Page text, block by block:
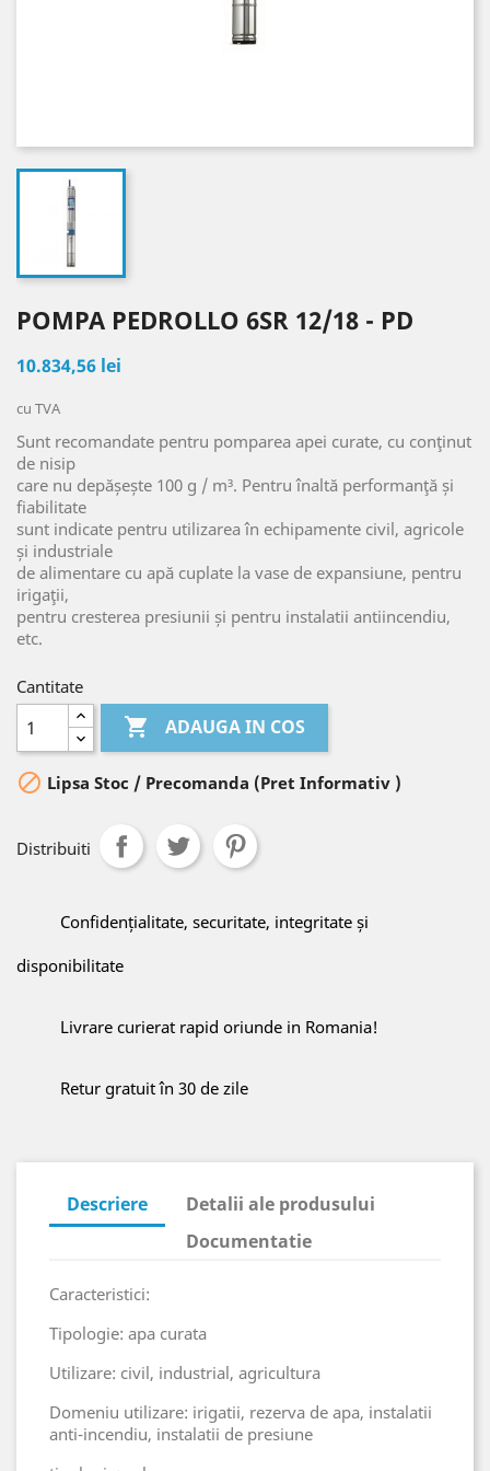
POMPA PEDROLLO 6SR 12/18 - PD
10.834,56 lei
cu TVA
Sunt recomandate pentru pomparea apei curate, cu conţinut
de nisip
care nu depășește 100 g / m³. Pentru înaltă performanţă și
fiabilitate
sunt indicate pentru utilizarea în echipamente civil, agricole
și industriale
de alimentare cu apă cuplate la vase de expansiune, pentru
irigaţii,
pentru cresterea presiunii și pentru instalatii antiincendiu,
etc.
Cantitate
 ADAUGA IN COS
 Lipsa Stoc / Precomanda (Pret Informativ )
Distribuiti
Confidențialitate, securitate, integritate și
disponibilitate
Livrare curierat rapid oriunde in Romania!
Retur gratuit în 30 de zile
Descriere
Detalii ale produsului
Documentatie
Caracteristici:
Tipologie: apa curata
Utilizare: civil, industrial, agricultura
Domeniu utilizare: irigatii, rezerva de apa, instalatii
anti-incendiu, instalatii de presiune